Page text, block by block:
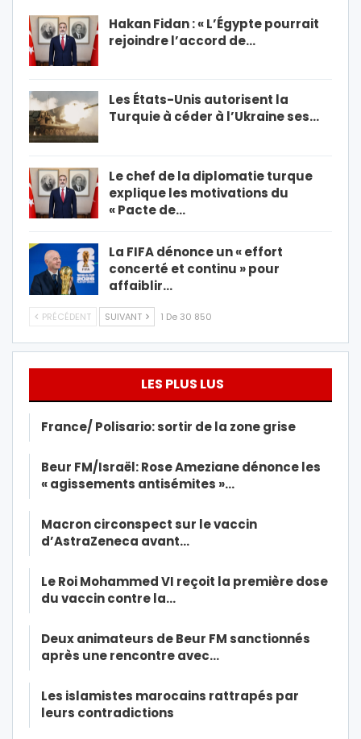
Hakan Fidan : « L’Égypte pourrait
rejoindre l’accord de…
Les États-Unis autorisent la
Turquie à céder à l’Ukraine ses…
Le chef de la diplomatie turque
explique les motivations du
« Pacte de…
La FIFA dénonce un « effort
concerté et continu » pour
affaiblir…
PRÉCÉDENT SUIVANT 1 De 30 850
LES PLUS LUS
France/ Polisario: sortir de la zone grise
Beur FM/Israël: Rose Ameziane dénonce les
« agissements antisémites »…
Macron circonspect sur le vaccin
d’AstraZeneca avant…
Le Roi Mohammed VI reçoit la première dose
du vaccin contre la…
Deux animateurs de Beur FM sanctionnés
après une rencontre avec…
Les islamistes marocains rattrapés par
leurs contradictions